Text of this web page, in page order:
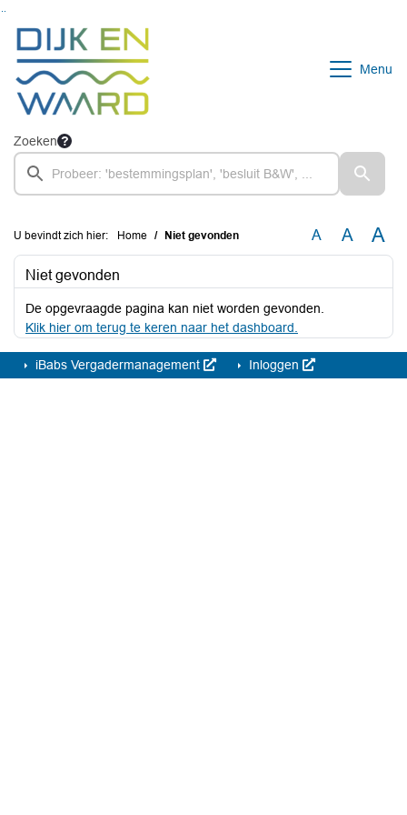
Menu
Zoeken
U bevindt zich hier: Home Niet gevonden A A A
Niet gevonden
De opgevraagde pagina kan niet worden gevonden.
Klik hier om terug te keren naar het dashboard.
iBabs Vergadermanagement Inloggen